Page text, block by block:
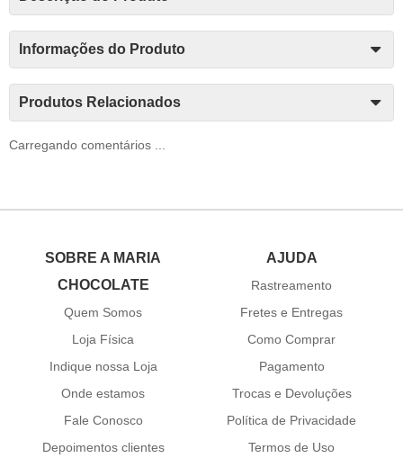
Informações do Produto
Produtos Relacionados
Carregando comentários ...
SOBRE A MARIA
CHOCOLATE
Quem Somos
Loja Física
Indique nossa Loja
Onde estamos
Fale Conosco
Depoimentos clientes
AJUDA
Rastreamento
Fretes e Entregas
Como Comprar
Pagamento
Trocas e Devoluções
Política de Privacidade
Termos de Uso